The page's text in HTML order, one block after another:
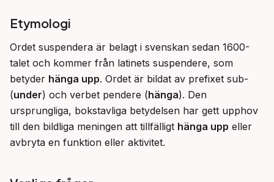
Etymologi
Ordet suspendera är belagt i svenskan sedan 1600-
talet och kommer från latinets suspendere, som
betyder hänga upp. Ordet är bildat av prefixet sub-
(under) och verbet pendere (hänga). Den
ursprungliga, bokstavliga betydelsen har gett upphov
till den bildliga meningen att tillfälligt hänga upp eller
avbryta en funktion eller aktivitet.